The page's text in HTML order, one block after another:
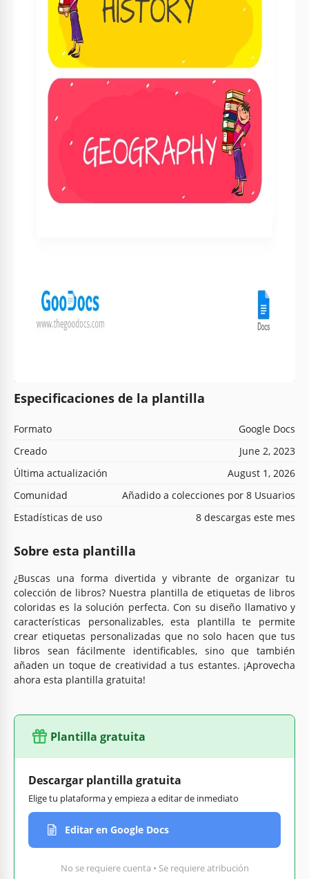
Especificaciones de la plantilla
Formato
Google Docs
Creado
June 2, 2023
Última actualización
August 1, 2026
Comunidad
Añadido a colecciones por 8 Usuarios
Estadísticas de uso
8 descargas este mes
Sobre esta plantilla
¿Buscas una forma divertida y vibrante de organizar tu
colección de libros? Nuestra plantilla de etiquetas de libros
coloridas es la solución perfecta. Con su diseño llamativo y
características personalizables, esta plantilla te permite
crear etiquetas personalizadas que no solo hacen que tus
libros sean fácilmente identificables, sino que también
añaden un toque de creatividad a tus estantes. ¡Aprovecha
ahora esta plantilla gratuita!
Plantilla gratuita
Descargar plantilla gratuita
Elige tu plataforma y empieza a editar de inmediato
Editar en Google Docs
No se requiere cuenta • Se requiere atribución